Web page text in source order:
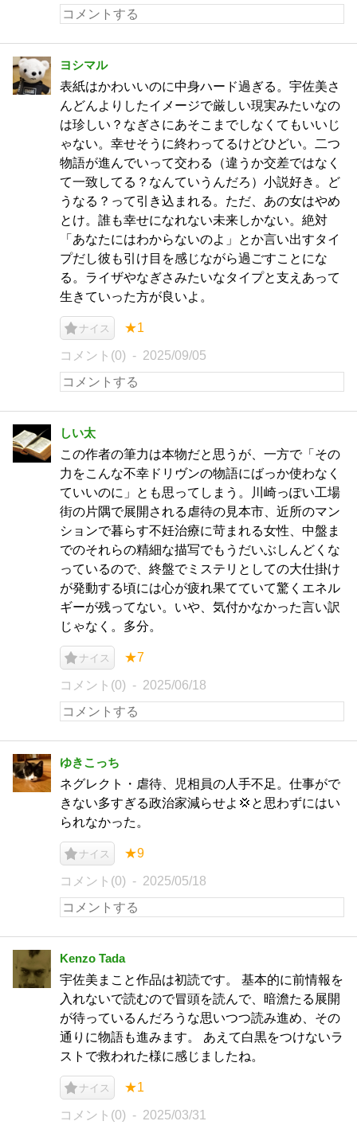
ヨシマル
表紙はかわいいのに中身ハード過ぎる。宇佐美さ
んどんよりしたイメージで厳しい現実みたいなの
は珍しい？なぎさにあそこまでしなくてもいいじ
ゃない。幸せそうに終わってるけどひどい。二つ
物語が進んでいって交わる（違うか交差ではなく
て一致してる？なんていうんだろ）小説好き。ど
うなる？って引き込まれる。ただ、あの女はやめ
とけ。誰も幸せになれない未来しかない。絶対
「あなたにはわからないのよ」とか言い出すタイ
プだし彼も引け目を感じながら過ごすことにな
る。ライザやなぎさみたいなタイプと支えあって
生きていった方が良いよ。
ナイス ★1
コメント(0) 2025/09/05
しい太
この作者の筆力は本物だと思うが、一方で「その
力をこんな不幸ドリヴンの物語にばっか使わなく
ていいのに」とも思ってしまう。川崎っぽい工場
街の片隅で展開される虐待の見本市、近所のマン
ションで暮らす不妊治療に苛まれる女性、中盤ま
でのそれらの精細な描写でもうだいぶしんどくな
っているので、終盤でミステリとしての大仕掛け
が発動する頃には心が疲れ果てていて驚くエネル
ギーが残ってない。いや、気付かなかった言い訳
じゃなく。多分。
ナイス ★7
コメント(0) 2025/06/18
ゆきこっち
ネグレクト・虐待、児相員の人手不足。仕事がで
きない多すぎる政治家減らせよ💢と思わずにはい
られなかった。
ナイス ★9
コメント(0) 2025/05/18
Kenzo Tada
宇佐美まこと作品は初読です。 基本的に前情報を
入れないで読むので冒頭を読んで、暗澹たる展開
が待っているんだろうな思いつつ読み進め、その
通りに物語も進みます。 あえて白黒をつけないラ
ストで救われた様に感じましたね。
ナイス ★1
コメント(0) 2025/03/31